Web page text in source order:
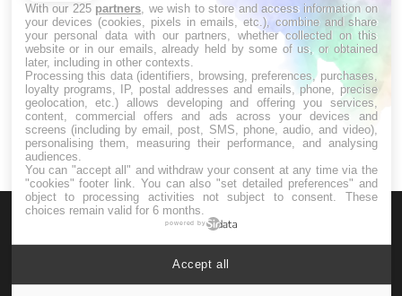
Maladie de Charcot (Sclérose latérale
amyotrophique)
With our 225 partners , we wish to store and access information on
your devices (cookies, pixels in emails, etc.), combine and share
your personal data with our partners, whether collected on this
website or in our emails, already held by some of us, or obtained
later, including in other contexts.
Processing this data (identifiers, browsing, preferences, purchases,
loyalty programs, IP, postal addresses and emails, phone, precise
geolocation, etc.) allows developing and offering you services,
content, commercial offers and ads across your devices and
screens (including by email, post, SMS, phone, audio, and video),
personalising them, measuring their performance, and analysing
audiences.
You can "accept all" and withdraw your consent at any time via the
"cookies" footer link . You can also "set detailed preferences" and
object to processing activities not subject to consent. These
choices remain valid for 6 months.
powered by
Accept all